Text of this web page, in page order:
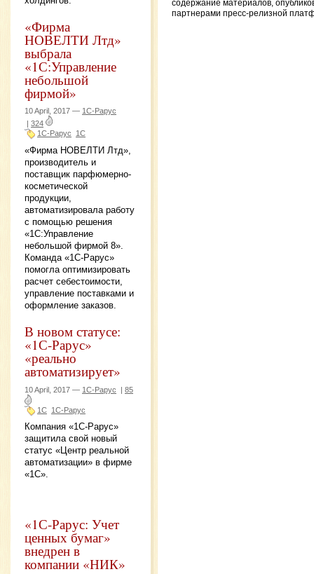
«Фирма
НОВЕЛТИ Лтд»
выбрала
«1С:Управление
небольшой
фирмой»
10 April, 2017 — 1С-Рарус
324
1С-Рарус
1С
«Фирма НОВЕЛТИ Лтд»,
производитель и
поставщик парфюмерно-
косметической
продукции,
автоматизировала работу
с помощью решения
«1С:Управление
небольшой фирмой 8».
Команда «1С-Рарус»
помогла оптимизировать
расчет себестоимости,
управление поставками и
оформление заказов.
В новом статусе:
«1С-Рарус»
«реально
автоматизирует»
10 April, 2017 — 1С-Рарус | 85
1С 1С-Рарус
Компания «1С-Рарус»
защитила свой новый
статус «Центр реальной
автоматизации» в фирме
«1С».
«1С-Рарус: Учет
ценных бумаг»
внедрен в
компании «НИК»
содержание материалов,
партнерами пресс-релизной